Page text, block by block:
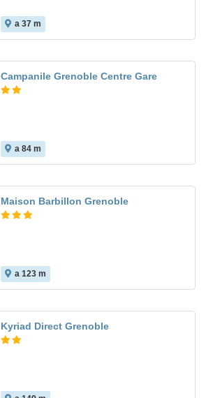
a 37 m
Campanile Grenoble Centre Gare
a 84 m
Maison Barbillon Grenoble
a 123 m
Kyriad Direct Grenoble